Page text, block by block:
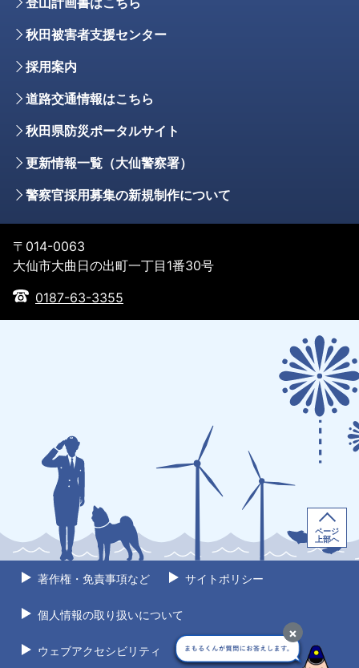
秋田被害者支援センター
採用案内
道路交通情報はこちら
秋田県防災ポータルサイト
更新情報一覧（大仙警察署）
警察官採用募集の新規制作について
〒014-0063
大仙市大曲日の出町一丁目1番30号
0187-63-3355
×
著作権・免責事項など サイトポリシー
個人情報の取り扱いについて
ウェブアクセシビリティ サイトマップ
ページ
上部へ